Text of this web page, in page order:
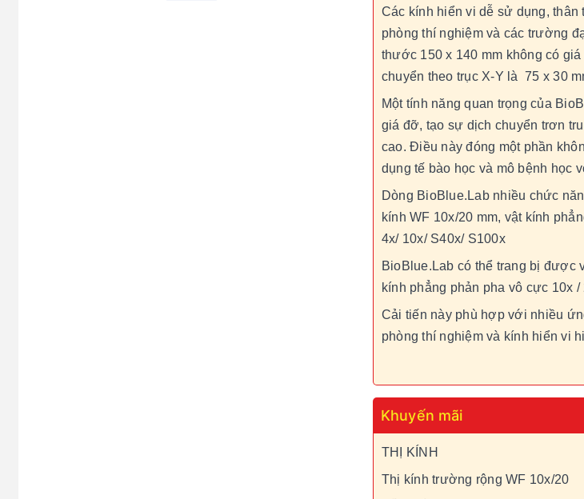
Các kính hiển vi dễ sử dụng,
phòng thí nghiệm và các trường
thước 150 x 140 mm không có
chuyển theo trục X-Y là 75 x 30
Một tính năng quan trọng của
giá đỡ, tạo sự dịch chuyển trơn
cao. Điều này đóng một phần
dụng tế bào học và mô bệnh học
Dòng BioBlue.Lab nhiều chức
kính WF 10x/20 mm, vật kính
4x/ 10x/ S40x/ S100x
BioBlue.Lab có thể trang bị được
kính phẳng phản pha vô cực 10x /
Cải tiến này phù hợp với nhiều
phòng thí nghiệm và kính hiển vi
Khuyến mãi
THỊ KÍNH
Thị kính trường rộng WF 10x/20